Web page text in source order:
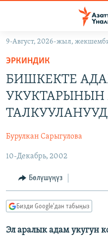
Навигацияга
өтүңүз
Издөөгө
салыңыз
САЯСАТ
МАДАНИЯТ
ДҮЙНӨ
УКРАИНА
ТВ ПРОГРАММАЛАР
БҮГҮН АЗАТТЫКТА
ЭКСПЕРТТЕР ТАЛДАЙТ
ДАНИСТЕ
ЭЖЕ-СИҢДИЛЕР
ПОДКАСТ
ӨЗГӨЧӨ ПИКИР
Русский
ОНЛАЙН ШЕРИНЕ
9-Август, 2026-жыл,
ЭРКИНДИК
БИШКЕКТЕ
УКУКТАРЫНЫН
Бурулкан Сарыгулова
10-Декабрь, 2002
Бөлүшүңүз
Бизди Google'дан табыңыз
Эл аралык адам укугун